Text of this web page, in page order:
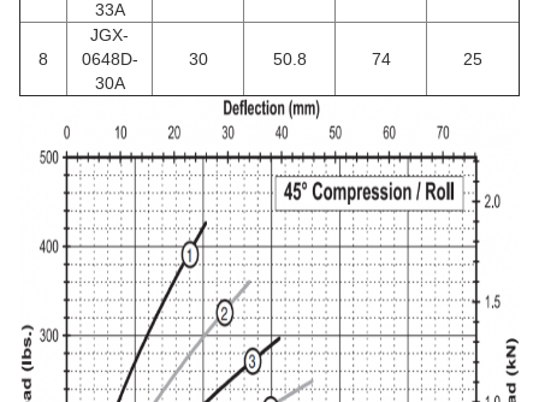
33A
8
JGX-
0648D-
30A
30 50.8 74 25